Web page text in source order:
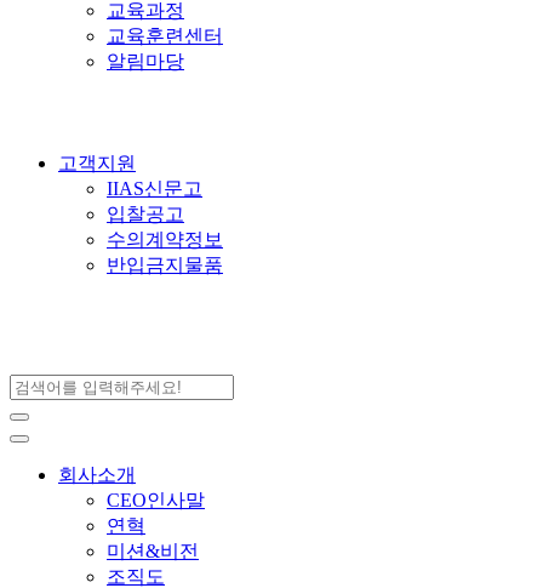
교육과정
교육훈련센터
알림마당
고객지원
IIAS신문고
입찰공고
수의계약정보
반입금지물품
회사소개
CEO인사말
연혁
미션&비전
조직도